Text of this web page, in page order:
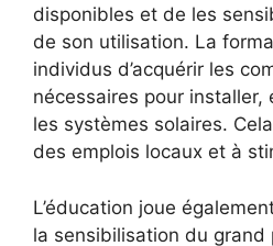
disponibles et de les
de son utilisation. La
‍individus d’acquérir les​
nécessaires pour⁤
les systèmes solaires.
des emplois ⁢locaux et à
L’éducation joue
la sensibilisation du grand